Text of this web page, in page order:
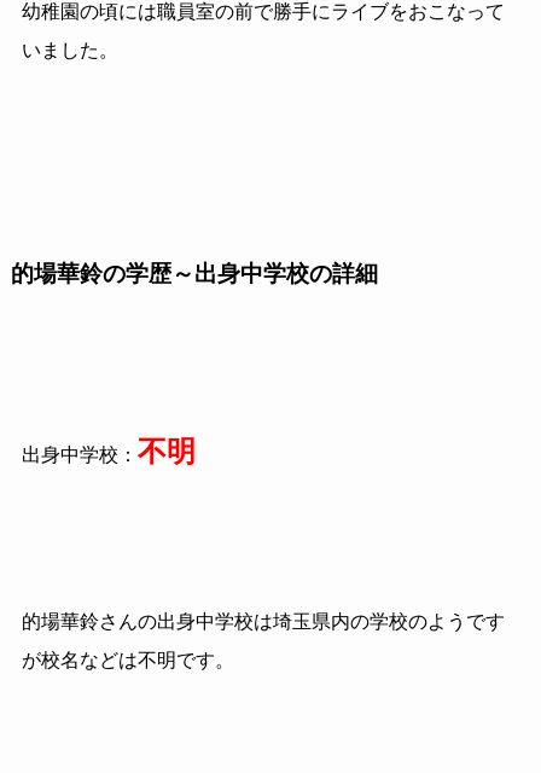
幼稚園の頃には職員室の前で勝手にライブをおこなって
いました。
的場華鈴の学歴～出身中学校の詳細
出身中学校： 不明
的場華鈴さんの出身中学校は埼玉県内の学校のようです
が校名などは不明です。